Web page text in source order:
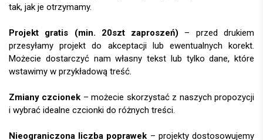
tak, jak je otrzymamy.
Projekt gratis (min. 20szt zaproszeń) – przed drukiem
przesyłamy projekt do akceptacji lub ewentualnych korekt.
Możecie dostarczyć nam własny tekst lub tylko dane, które
wstawimy w przykładową treść.
Zmiany czcionek – możecie skorzystać z naszych propozycji
i wybrać idealne czcionki do różnych treści.
Nieograniczona liczba poprawek – projekty dostosowujemy